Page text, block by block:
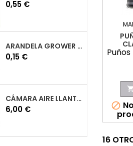
Precio
0,55 €
ARANDELA GROWER M7 INOX VESPA
Precio
0,15 €
CÁMARA AIRE LLANTA 10 VESPA
Precio
6,00 € 
16